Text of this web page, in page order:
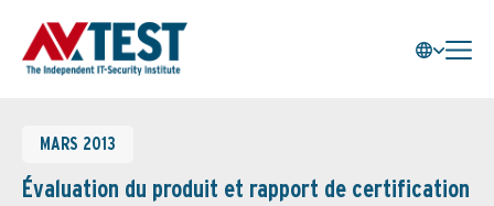
MARS 2013
Évaluation du produit et rapport de certification